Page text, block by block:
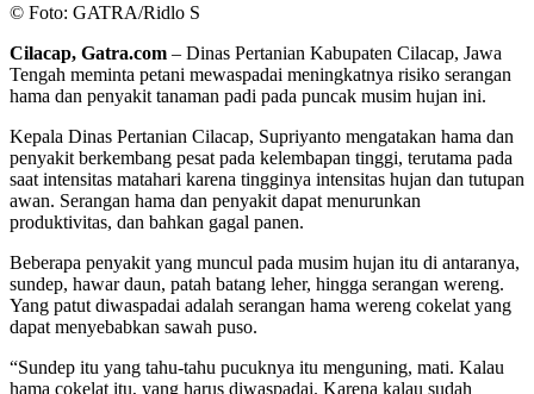
© Foto: GATRA/Ridlo S
Cilacap, Gatra.com – Dinas Pertanian Kabupaten Cilacap, Jawa
Tengah meminta petani mewaspadai meningkatnya risiko serangan
hama dan penyakit tanaman padi pada puncak musim hujan ini.
Kepala Dinas Pertanian Cilacap, Supriyanto mengatakan hama dan
penyakit berkembang pesat pada kelembapan tinggi, terutama pada
saat intensitas matahari karena tingginya intensitas hujan dan tutupan
awan. Serangan hama dan penyakit dapat menurunkan
produktivitas, dan bahkan gagal panen.
Beberapa penyakit yang muncul pada musim hujan itu di antaranya,
sundep, hawar daun, patah batang leher, hingga serangan wereng.
Yang patut diwaspadai adalah serangan hama wereng cokelat yang
dapat menyebabkan sawah puso.
“Sundep itu yang tahu-tahu pucuknya itu menguning, mati. Kalau
hama cokelat itu, yang harus diwaspadai. Karena kalau sudah